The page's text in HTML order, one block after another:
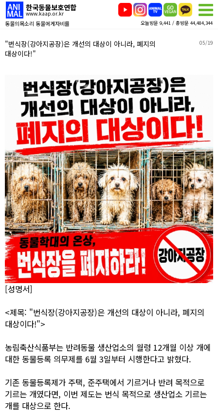
한국동물보호연합
www.kaap.or.kr
동물의목소리 동물에게자비를 오늘방문 9,441 / 총방문 44,484,344
"번식장(강아지공장)은 개선의 대상이 아니라, 폐지의
대상이다!"
05/19
[성명서]
<제목: "번식장(강아지공장)은 개선의 대상이 아니라, 폐지의
대상이다!">
농림축산식품부는 반려동물 생산업소의 월령 12개월 이상 개에
대한 동물등록 의무제를 6월 3일부터 시행한다고 밝혔다.
기존 동물등록제가 주택, 준주택에서 기르거나 반려 목적으로
기르는 개였다면, 이번 제도는 번식 목적으로 생산업소 기르는
개를 대상으로 한다.